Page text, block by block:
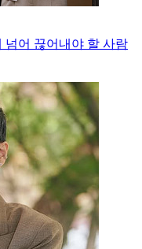
넘어 끊어내야 할 사람